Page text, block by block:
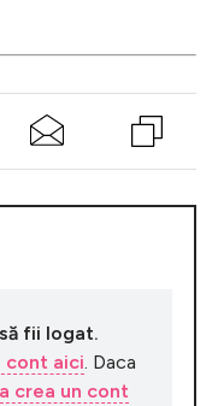
fii logat.
cont aici . Daca
crea un cont